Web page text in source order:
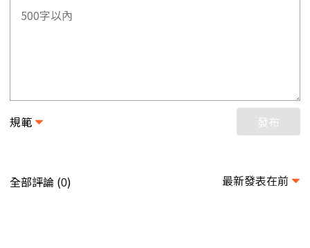
規範 發布
全部評論 (0) 最新發表在前